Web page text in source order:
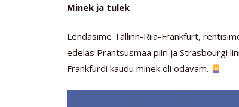
Minek ja tulek
Lendasime Tallinn-Riia-Frankfurt,
edelas Prantsusmaa piiri ja Strasbourgi
Frankfurdi kaudu minek oli odavam.